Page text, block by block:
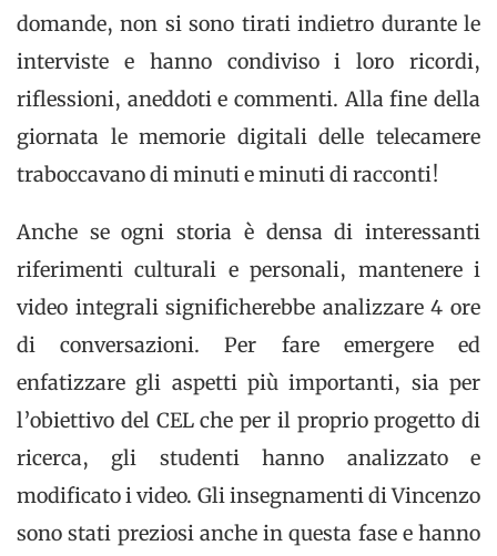
domande, non si sono tirati indietro durante le
interviste e hanno condiviso i loro ricordi,
riflessioni, aneddoti e commenti. Alla fine della
giornata le memorie digitali delle telecamere
traboccavano di minuti e minuti di racconti!
Anche se ogni storia è densa di interessanti
riferimenti culturali e personali, mantenere i
video integrali significherebbe analizzare 4 ore
di conversazioni. Per fare emergere ed
enfatizzare gli aspetti più importanti, sia per
l’obiettivo del CEL che per il proprio progetto di
ricerca, gli studenti hanno analizzato e
modificato i video. Gli insegnamenti di Vincenzo
sono stati preziosi anche in questa fase e hanno